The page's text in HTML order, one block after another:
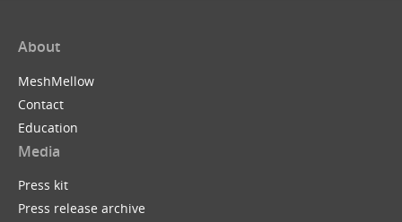
About
MeshMellow
Contact
Education
Media
Press kit
Press release archive